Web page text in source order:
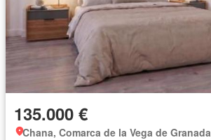
135.000 €
Chana, Comarca de la Vega de Granada